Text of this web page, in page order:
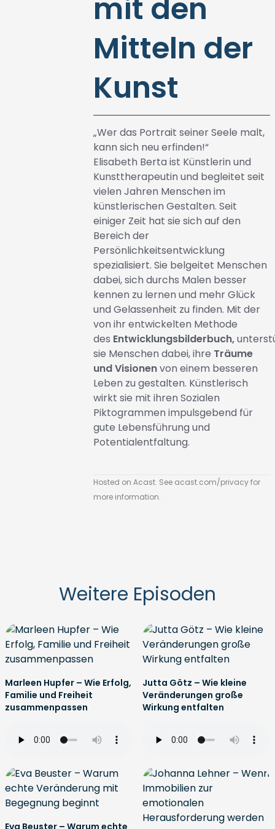
mit den
Mitteln der
Kunst
„Wer das Portrait seiner Seele malt,
kann sich neu erfinden!“
Elisabeth Berta ist Künstlerin und
Kunsttherapeutin und begleitet seit
vielen Jahren Menschen im
künstlerischen Gestalten. Seit
einiger Zeit hat sie sich auf den
Bereich der
Persönlichkeitsentwicklung
spezialisiert. Sie belgeitet Menschen
dabei, sich durchs Malen besser
kennen zu lernen und mehr Glück
und Gelassenheit zu finden. Mit der
von ihr entwickelten Methode
des Entwicklungsbilderbuch,
sie Menschen dabei, ihre Träume
und Visionenvon einem besseren
Leben zu gestalten. Künstlerisch
wirkt sie mit ihren Sozialen
Piktogrammen impulsgebend für
gute Lebensführung und
Potentialentfaltung.
Hosted on Acast. See acast.com/privacyfor
more information.
Weitere Episoden
Marleen Hupfer – Wie Erfolg,
Familie und Freiheit
zusammenpassen
Jutta Götz – Wie kleine
Veränderungen große
Wirkung entfalten
Eva Beuster – Warum echte